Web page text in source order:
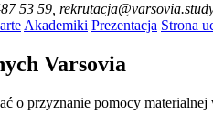
53 59,
Akademiki Prezentacja Strona
Varsovia
o przyznanie pomocy materialnej